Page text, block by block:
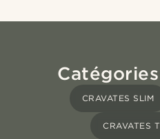
CRAVATES SLIM
CRAVATES